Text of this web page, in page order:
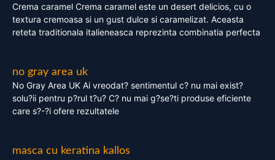
Crema caramel Crema caramel este un desert delicios, cu o
textura cremoasa si un gust dulce si caramelizat. Aceasta
reteta traditionala italieneasca reprezinta combinatia perfecta
no gray area uk
No Gray Area UK Ai vreodat? sentimentul c? nu mai exist?
solu?ii pentru p?rul t?u? C? nu mai g?se?ti produse eficiente
care s?-?i ofere rezultatele
masca cu keratina kallos